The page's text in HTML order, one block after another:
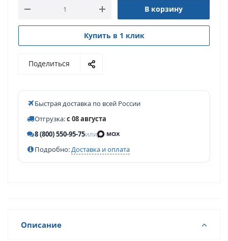
В корзину
Купить в 1 клик
Поделиться
Быстрая доставка по всей России
Отгрузка:с 08 августа
8 (800) 550-95-75или
Подробно:Доставка и оплата
Описание